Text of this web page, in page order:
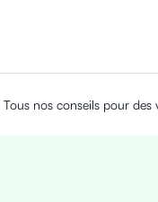
Tous nos conseils pour des